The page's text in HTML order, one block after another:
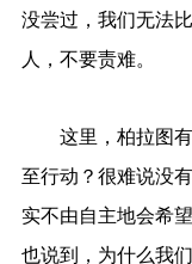
没尝过，我们无法
人，不要责难。
这里，柏拉图
至行动？很难说没
实不由自主地会希
也说到，为什么我